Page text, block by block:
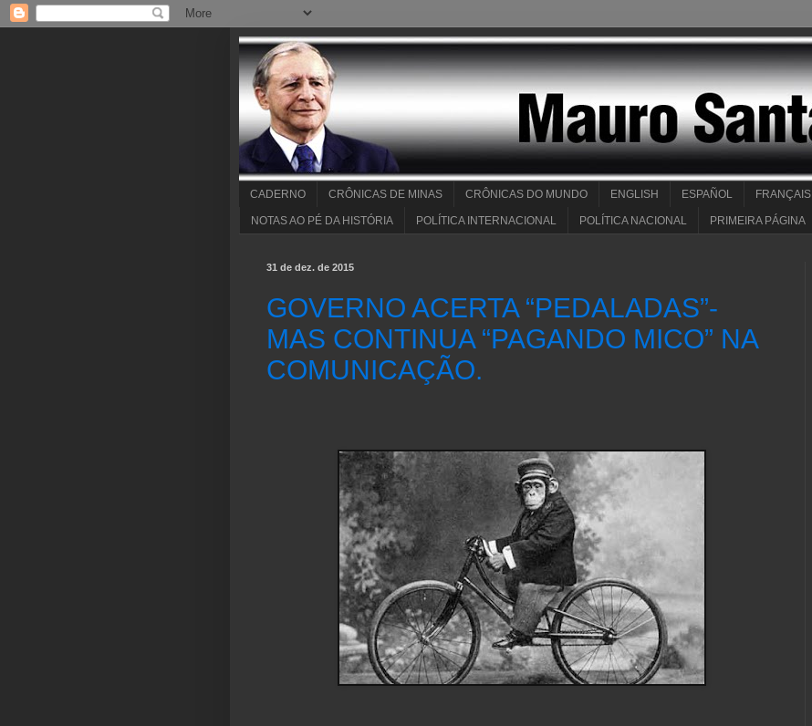
CADERNO CRÔNICAS DE MINAS CRÔNICAS DO MUNDO ENGLISH ESPAÑOL FRANÇAIS
NOTAS AO PÉ DA HISTÓRIA POLÍTICA INTERNACIONAL POLÍTICA NACIONAL PRIMEIRA PÁGINA
31 de dez. de 2015
GOVERNO ACERTA “PEDALADAS”-
MAS CONTINUA “PAGANDO MICO” NA
COMUNICAÇÃO.